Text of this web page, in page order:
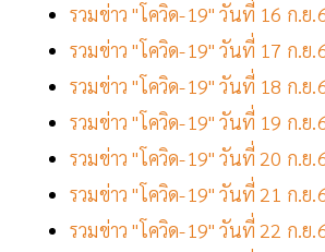
รวมข่าว "โควิด-19" วันที่ 16 ก.ย
รวมข่าว "โควิด-19" วันที่ 17 ก.ย
รวมข่าว "โควิด-19" วันที่ 18 ก.ย
รวมข่าว "โควิด-19" วันที่ 19 ก.ย
รวมข่าว "โควิด-19" วันที่ 20 ก.ย
รวมข่าว "โควิด-19" วันที่ 21 ก.ย
รวมข่าว "โควิด-19" วันที่ 22 ก.ย